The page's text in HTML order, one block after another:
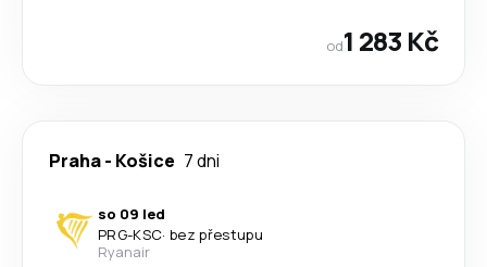
od1 283 Kč
Praha- Košice 7 dni
so 09 led
PRG-KSC· bez přestupu
Ryanair